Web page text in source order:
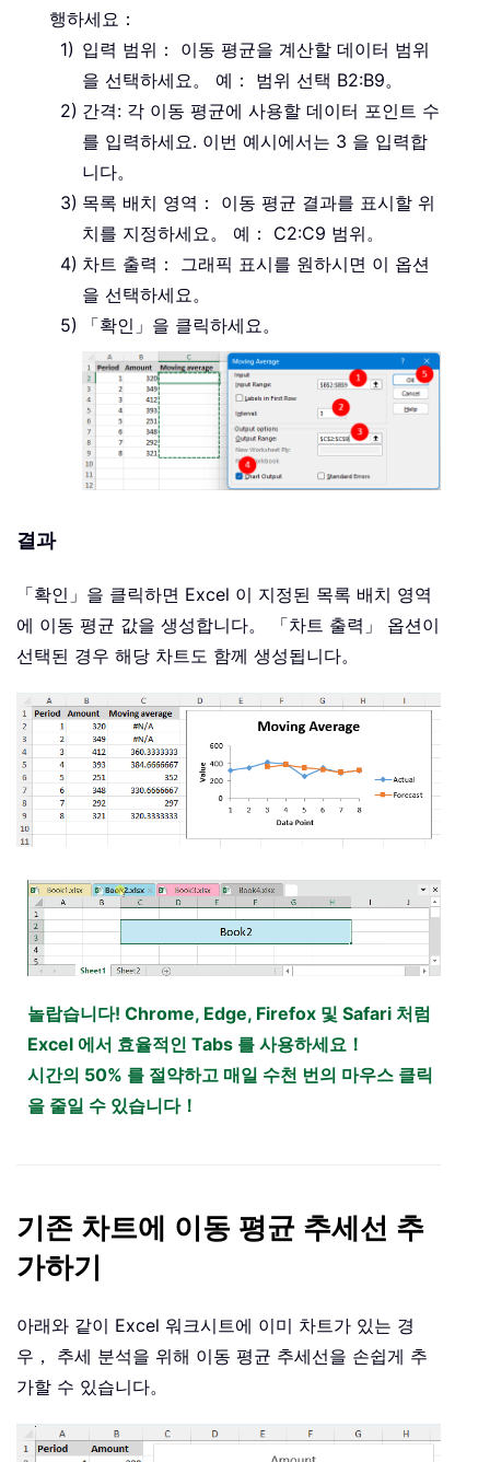
행하세요：
입력 범위： 이동 평균을 계산할 데이터 범위
을 선택하세요。 예： 범위 선택 B2:B9。
간격: 각 이동 평균에 사용할 데이터 포인트 수
를 입력하세요. 이번 예시에서는 3 을 입력합
니다。
목록 배치 영역： 이동 평균 결과를 표시할 위
치를 지정하세요。 예： C2:C9 범위。
차트 출력： 그래픽 표시를 원하시면 이 옵션
을 선택하세요。
「확인」을 클릭하세요。
결과
「확인」을 클릭하면 Excel 이 지정된 목록 배치 영역
에 이동 평균 값을 생성합니다。 「차트 출력」 옵션이
선택된 경우 해당 차트도 함께 생성됩니다。
놀랍습니다! Chrome, Edge, Firefox 및 Safari 처럼
Excel 에서 효율적인 Tabs 를 사용하세요！
시간의 50% 를 절약하고 매일 수천 번의 마우스 클릭
을 줄일 수 있습니다！
기존 차트에 이동 평균 추세선 추
가하기
아래와 같이 Excel 워크시트에 이미 차트가 있는 경
우， 추세 분석을 위해 이동 평균 추세선을 손쉽게 추
가할 수 있습니다。